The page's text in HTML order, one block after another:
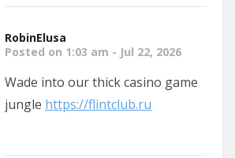
RobinElusa
Posted on 1:03 am - Jul 22, 2026
Wade into our thick casino game
jungle https://flintclub.ru